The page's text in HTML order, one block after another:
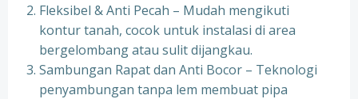
Fleksibel & Anti Pecah – Mudah mengikuti
kontur tanah, cocok untuk instalasi di area
bergelombang atau sulit dijangkau.
Sambungan Rapat dan Anti Bocor – Teknologi
penyambungan tanpa lem membuat pipa